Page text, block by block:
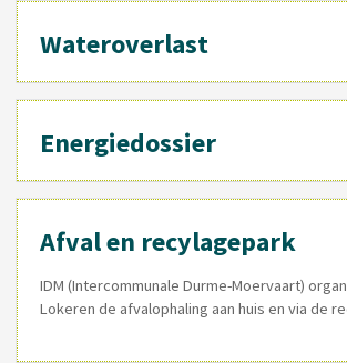
Wateroverlast
Energiedossier
Afval en recylagepark
IDM (Intercommunale Durme-Moervaart)
Lokeren de afvalophaling aan huis en via de